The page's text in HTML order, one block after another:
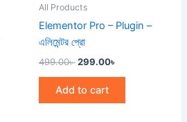
All Products
Elementor Pro – Plugin –
এলিমেন্টর প্রো
499.00৳299.00৳
Add to cart